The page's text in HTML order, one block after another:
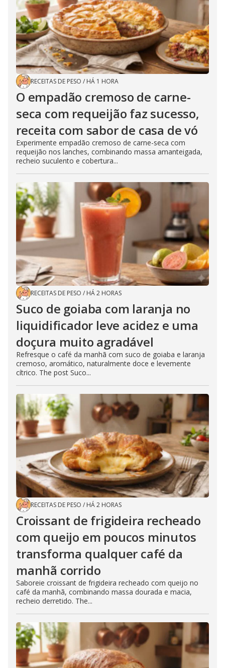
RECEITAS DE PESO / HÁ 1 HORA
O empadão cremoso de carne-
seca com requeijão faz sucesso,
receita com sabor de casa de vó
Experimente empadão cremoso de carne-seca com
requeijão nos lanches, combinando massa amanteigada,
recheio suculento e cobertura...
RECEITAS DE PESO / HÁ 2 HORAS
Suco de goiaba com laranja no
liquidificador leve acidez e uma
doçura muito agradável
Refresque o café da manhã com suco de goiaba e laranja
cremoso, aromático, naturalmente doce e levemente
cítrico. The post Suco...
RECEITAS DE PESO / HÁ 2 HORAS
Croissant de frigideira recheado
com queijo em poucos minutos
transforma qualquer café da
manhã corrido
Saboreie croissant de frigideira recheado com queijo no
café da manhã, combinando massa dourada e macia,
recheio derretido. The...